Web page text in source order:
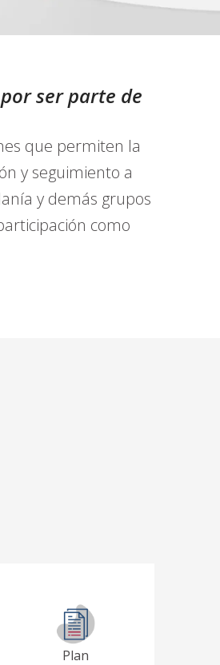
ser parte de
que permiten la
y seguimiento a
y demás grupos
como
Plan